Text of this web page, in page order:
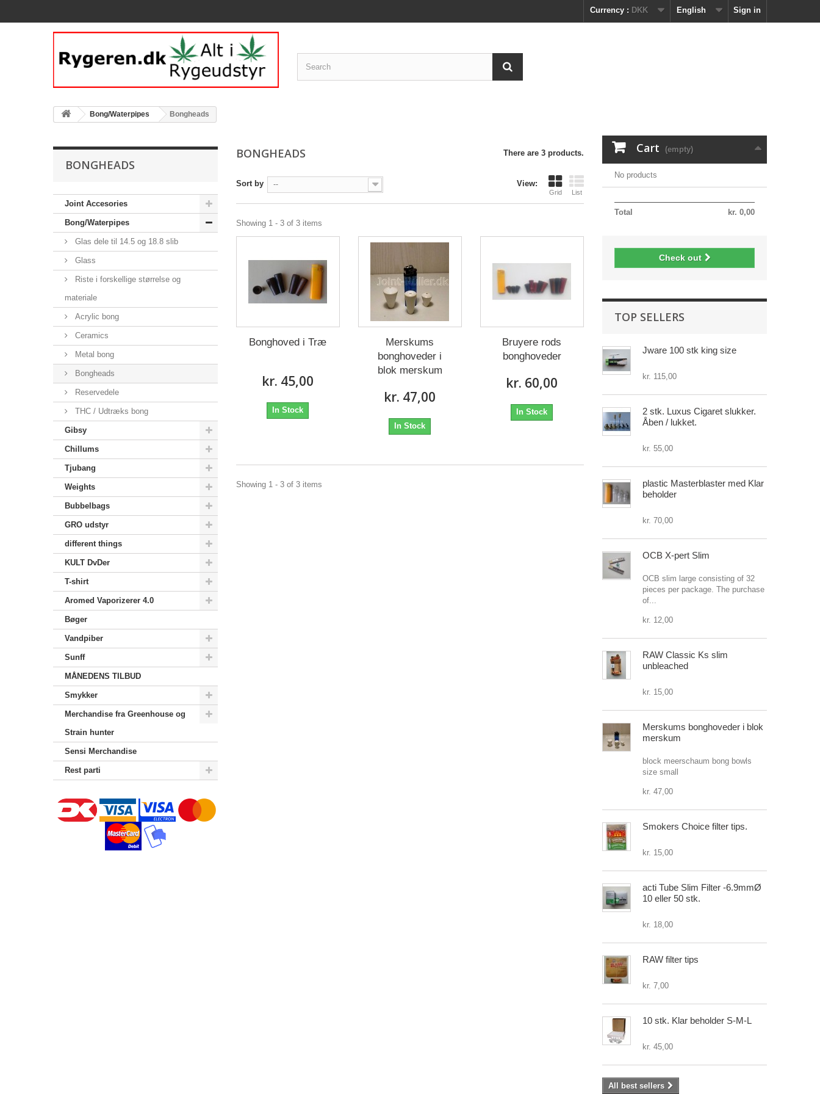
Sign in
English
Currency : DKK
Bong/Waterpipes Bongheads
BONGHEADS
Joint Accesories
Bong/Waterpipes
Glas dele til 14.5 og 18.8 slib
Glass
Riste i forskellige størrelse og
materiale
Acrylic bong
Ceramics
Metal bong
Bongheads
Reservedele
THC / Udtræks bong
Gibsy
Chillums
Tjubang
Weights
Bubbelbags
GRO udstyr
different things
KULT DvDer
T-shirt
Aromed Vaporizerer 4.0
Bøger
Vandpiber
Sunff
MÅNEDENS TILBUD
Smykker
Merchandise‎ fra Greenhouse og
Strain hunter
Sensi Merchandise‎
Rest parti
BONGHEADS There are 3 products.
View:
Grid List
Sort by --
Showing 1 - 3 of 3 items
Bonghoved i Træ
kr. 45,00
In Stock
Merskums
bonghoveder i
blok merskum
kr. 47,00
In Stock
Bruyere rods
bonghoveder
kr. 60,00
In Stock
Showing 1 - 3 of 3 items
Cart (empty)
No products
kr. 0,00
Total
Check out
TOP SELLERS
Jware 100 stk king size
kr. 115,00
2 stk. Luxus Cigaret slukker.
Åben / lukket.
kr. 55,00
plastic Masterblaster med Klar
beholder
kr. 70,00
OCB X-pert Slim
OCB slim large consisting of 32
pieces per package. The purchase
of...
kr. 12,00
RAW Classic Ks slim
unbleached
kr. 15,00
Merskums bonghoveder i blok
merskum
block meerschaum bong bowls
size small
kr. 47,00
Smokers Choice filter tips.
kr. 15,00
acti Tube Slim Filter -6.9mmØ
10 eller 50 stk.
kr. 18,00
RAW filter tips
kr. 7,00
10 stk. Klar beholder S-M-L
kr. 45,00
All best sellers